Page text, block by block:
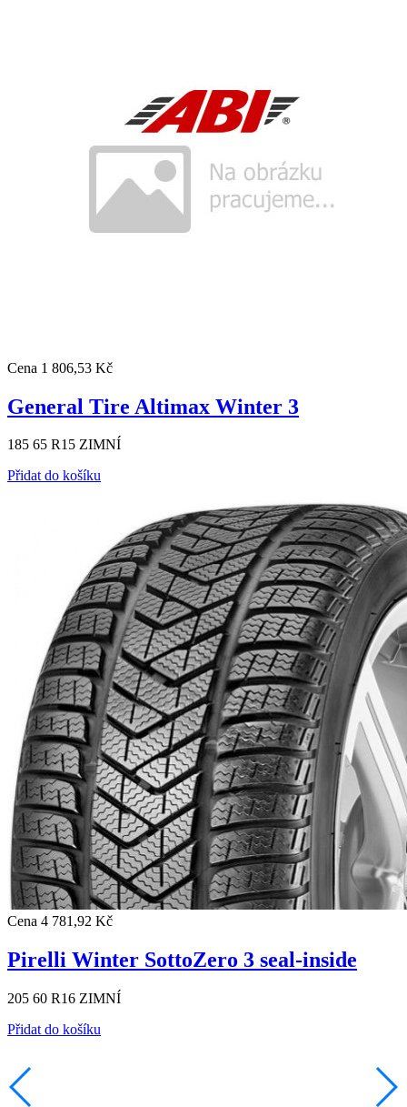
Cena 1 806,53 Kč
General Tire Altimax Winter 3
185 65 R15 ZIMNÍ
Přidat do košíku
Cena 4 781,92 Kč
Pirelli Winter SottoZero 3 seal-inside
205 60 R16 ZIMNÍ
Přidat do košíku